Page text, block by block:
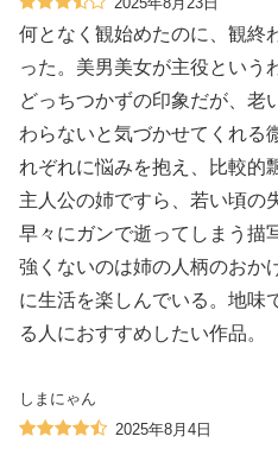
何となく観始めたのに、観終
った。美男美女が主役という
どっちつかずの印象だが、老
わらないと気づかせてくれる
れぞれに悩みを抱え、比較的
主人公の姉ですら、若い頃の
早々にガンで逝ってしまう描
強くないのは姉の人柄のおか
に生活を楽しんでいる。地味
る人におすすめしたい作品。
しまにゃん
2025年8月4日